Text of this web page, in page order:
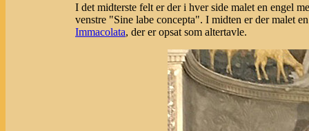
I det midterste felt er der i hver side malet en engel
venstre "Sine labe concepta". I midten er der malet
Immacolata, der er opsat som altertavle.